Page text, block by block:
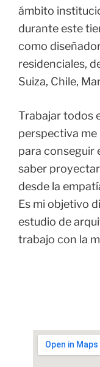
ámbito
durante este
como
residenciales,
Suiza, Chile,
Trabajar todos
perspectiva me
para conseguir
saber
desde la
Es mi objetivo
estudio de
trabajo con la